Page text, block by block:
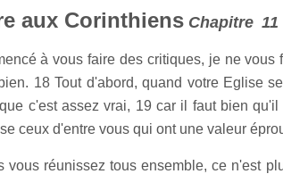
aux Corinthiens Chapitre 11
à vous faire des critiques, je ne
18 Tout d'abord, quand votre Eglise
c'est assez vrai, 19 car il faut bien
ceux d'entre vous qui ont une valeur
vous réunissez tous ensemble, ce n'est